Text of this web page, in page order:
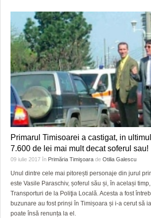
Primarul Timisoarei a castigat, in
7.600 de lei mai mult decat soferul sau!
09 iulie 2017 în Primăria Timişoara de Otilia Galescu
Unul dintre cele mai pitorești personaje din jurul
este Vasile Paraschiv, șoferul său și, în același
Transporturi de la Poliţia Locală. Acesta a fost
buzunare au fost prinși în Timișoara și i-a cerut să
poate însă renunța la el.